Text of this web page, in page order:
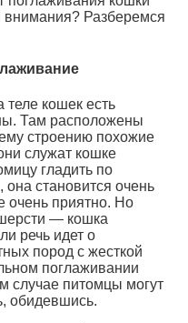
внимания? Разберемся
теле кошек есть
Там расположены
строению похожие
служат кошке
гладить по
становится очень
очень приятно. Но
— кошка
речь идет о
пород с жесткой
поглаживании
случае питомцы могут
обидевшись.